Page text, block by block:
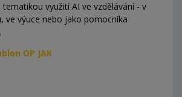
tematikou využití AI ve vzdělávání - v
ve výuce nebo jako pomocníka
OP JAK